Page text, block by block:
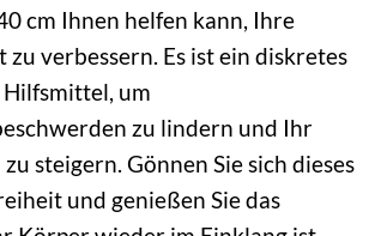
cm Ihnen helfen kann, Ihre
zu verbessern. Es ist ein diskretes
um
zu lindern und Ihr
steigern. Gönnen Sie sich dieses
und genießen Sie das